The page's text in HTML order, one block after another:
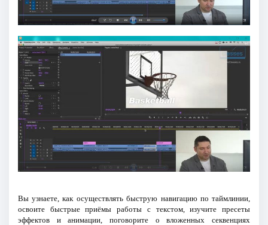
Вы узнаете, как осуществлять быструю навигацию по таймлинии,
освоите быстрые приёмы работы с текстом, изучите пресеты
эффектов и анимации, поговорите о вложенных секвенциях